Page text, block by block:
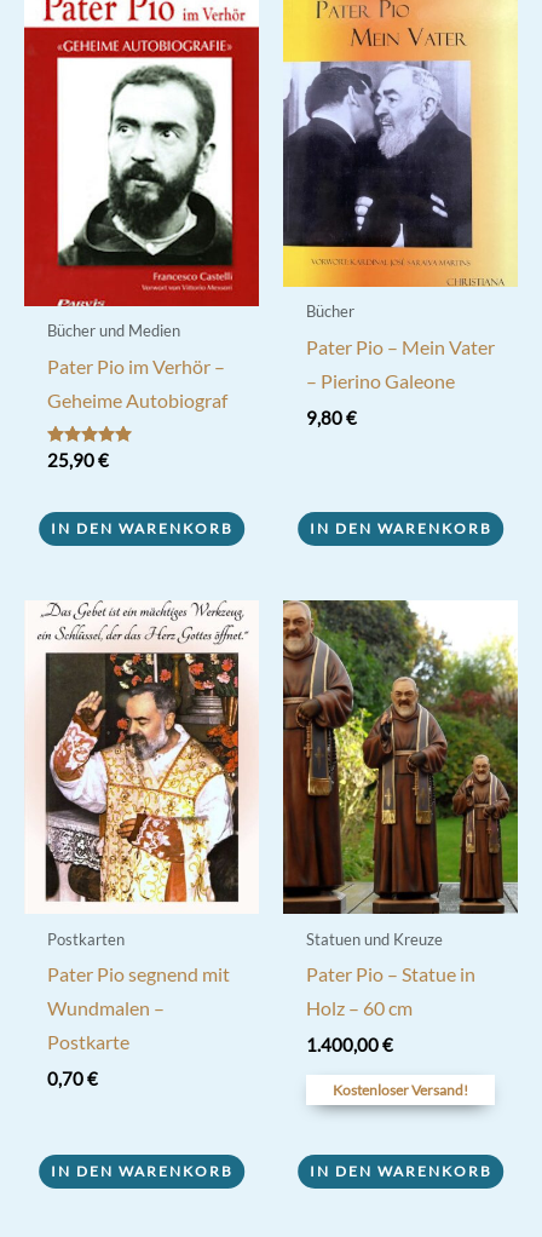
Bücher und Medien
Pater Pio im Verhör –
Geheime Autobiograf
Bewertet mit
5.00
25,90€
IN DEN WARENKORB
Bücher
Pater Pio – Mein Vater
– Pierino Galeone
9,80€
IN DEN WARENKORB
Postkarten
Pater Pio segnend mit
Wundmalen –
Postkarte
0,70€
IN DEN WARENKORB
Statuen und Kreuze
Pater Pio – Statue in
Holz – 60 cm
1.400,00€
Kostenloser Versand!
IN DEN WARENKORB